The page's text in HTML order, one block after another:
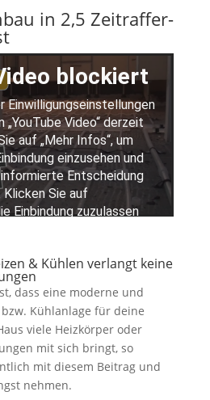
in 2,5 Zeitraffer-
& Kühlen verlangt keine
dass eine moderne und
Kühlanlage für deine
viele Heizkörper oder
mit sich bringt, so
mit diesem Beitrag und
nehmen.